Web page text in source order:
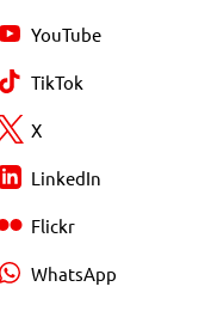
YouTube
TikTok
X
LinkedIn
Flickr
WhatsApp